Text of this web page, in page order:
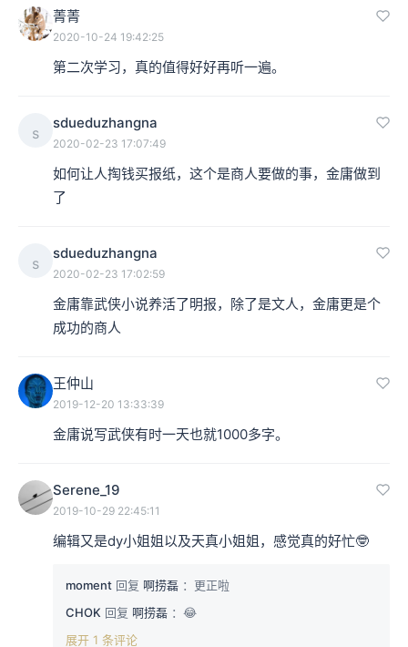
菁菁
2020-10-24 19:42:25
第二次学习，真的值得好好再听一遍。
s
sdueduzhangna
2020-02-23 17:07:49
如何让人掏钱买报纸，这个是商人要做的事，金庸做到
了
s
sdueduzhangna
2020-02-23 17:02:59
金庸靠武侠小说养活了明报，除了是文人，金庸更是个
成功的商人
王仲山
2019-12-20 13:33:39
金庸说写武侠有时一天也就1000多字。
Serene_19
2019-10-29 22:45:11
编辑又是dy小姐姐以及天真小姐姐，感觉真的好忙🤓
moment 回复 啊捞磊 ：更正啦
CHOK 回复 啊捞磊 ：😂
展开 1 条评论